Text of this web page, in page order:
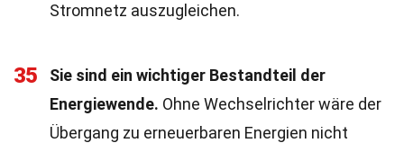
Stromnetz auszugleichen.
35
Sie sind ein wichtiger Bestandteil der
Energiewende. Ohne Wechselrichter wäre der
Übergang zu erneuerbaren Energien nicht